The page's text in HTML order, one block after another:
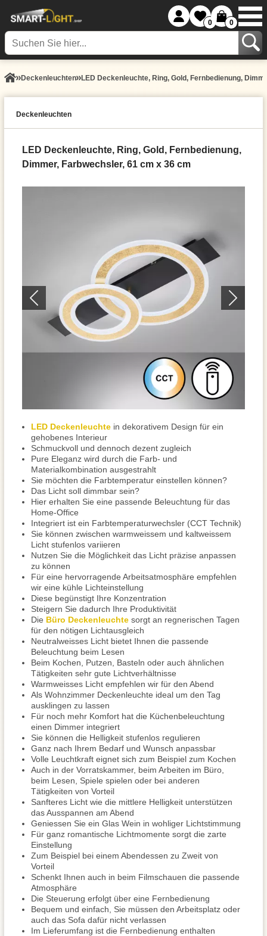
0 0
Decken­leuchten LED Deckenleuchte, Ring, Gold, Fernbedienung,
Decken­leuchten
LED Deckenleuchte, Ring, Gold, Fernbedienung,
Dimmer, Farbwechsler, 61 cm x 36 cm
LED Deckenleuchte in dekorativem Design für ein
gehobenes Interieur
Schmuckvoll und dennoch dezent zugleich
Pure Eleganz wird durch die Farb- und
Materialkombination ausgestrahlt
Sie möchten die Farbtemperatur einstellen können?
Das Licht soll dimmbar sein?
Hier erhalten Sie eine passende Beleuchtung für das
Home-Office
Integriert ist ein Farbtemperaturwechsler (CCT Technik)
Sie können zwischen warmweissem und kaltweissem
Licht stufenlos variieren
Nutzen Sie die Möglichkeit das Licht präzise anpassen
zu können
Für eine hervorragende Arbeitsatmosphäre empfehlen
wir eine kühle Lichteinstellung
Diese begünstigt Ihre Konzentration
Steigern Sie dadurch Ihre Produktivität
Die Büro Deckenleuchte sorgt an regnerischen Tagen
für den nötigen Lichtausgleich
Neutralweisses Licht bietet Ihnen die passende
Beleuchtung beim Lesen
Beim Kochen, Putzen, Basteln oder auch ähnlichen
Tätigkeiten sehr gute Lichtverhältnisse
Warmweisses Licht empfehlen wir für den Abend
Als Wohnzimmer Deckenleuchte ideal um den Tag
ausklingen zu lassen
Für noch mehr Komfort hat die Küchenbeleuchtung
einen Dimmer integriert
Sie können die Helligkeit stufenlos regulieren
Ganz nach Ihrem Bedarf und Wunsch anpassbar
Volle Leuchtkraft eignet sich zum Beispiel zum Kochen
Auch in der Vorratskammer, beim Arbeiten im Büro,
beim Lesen, Spiele spielen oder bei anderen
Tätigkeiten von Vorteil
Sanfteres Licht wie die mittlere Helligkeit unterstützen
das Ausspannen am Abend
Geniessen Sie ein Glas Wein in wohliger Lichtstimmung
Für ganz romantische Lichtmomente sorgt die zarte
Einstellung
Zum Beispiel bei einem Abendessen zu Zweit von
Vorteil
Schenkt Ihnen auch in beim Filmschauen die passende
Atmosphäre
Die Steuerung erfolgt über eine Fernbedienung
Bequem und einfach, Sie müssen den Arbeitsplatz oder
auch das Sofa dafür nicht verlassen
Im Lieferumfang ist die Fernbedienung enthalten